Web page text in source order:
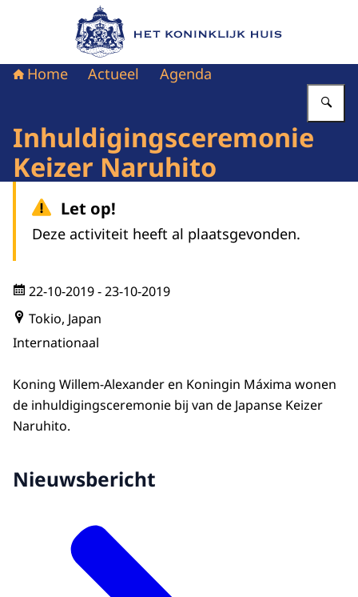
Naar de homepage van Het Koninklijk Huis
Home Actueel Agenda
Inhuldigingsceremonie
Keizer Naruhito
Let op!
Deze activiteit heeft al plaatsgevonden.
22-10-2019- 23-10-2019
Tokio, Japan
Internationaal
Koning Willem-Alexander en Koningin Máxima wonen
de inhuldigingsceremonie bij van de Japanse Keizer
Naruhito.
Nieuwsbericht